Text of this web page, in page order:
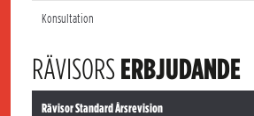
Konsultation
RÄVISORSERBJUDANDE
Rävisor Standard Årsrevision